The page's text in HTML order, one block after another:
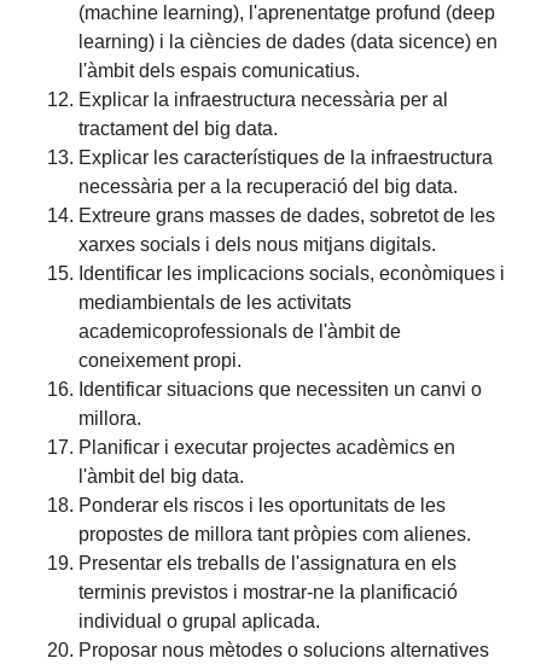
(machine learning), l'aprenentatge profund (deep
learning) i la ciències de dades (data sicence) en
l'àmbit dels espais comunicatius.
Explicar la infraestructura necessària per al
tractament del big data.
Explicar les característiques de la infraestructura
necessària per a la recuperació del big data.
Extreure grans masses de dades, sobretot de les
xarxes socials i dels nous mitjans digitals.
Identificar les implicacions socials, econòmiques i
mediambientals de les activitats
academicoprofessionals de l'àmbit de
coneixement propi.
Identificar situacions que necessiten un canvi o
millora.
Planificar i executar projectes acadèmics en
l'àmbit del big data.
Ponderar els riscos i les oportunitats de les
propostes de millora tant pròpies com alienes.
Presentar els treballs de l'assignatura en els
terminis previstos i mostrar-ne la planificació
individual o grupal aplicada.
Proposar nous mètodes o solucions alternatives